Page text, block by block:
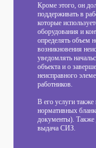
Кроме этого, он
поддерживать в
которые
оборудования и
определять объем
возникновения
уведомлять
объекта и о
неисправного
работников.
В его услуги
нормативных
документы). Также
выдача СИЗ.